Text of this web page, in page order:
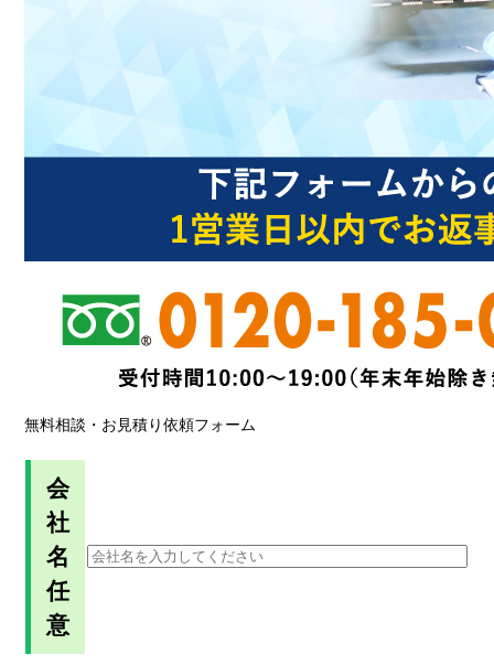
無料相談・お見積り依頼フォーム
会
社
名
任
意